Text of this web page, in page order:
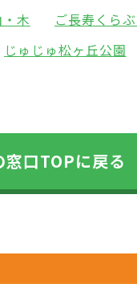
木 ご長寿くら
じゅじゅ松ヶ丘公園
口TOPに戻る